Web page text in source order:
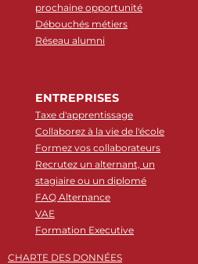
prochaine opportunité
Débouchés métiers
Réseau alumni
ENTREPRISES
Taxe d'apprentissage
Collaborez à la vie de l'école
Formez vos collaborateurs
Recrutez un alternant, un
stagiaire ou un diplomé
FAQ Alternance
VAE
Formation Executive
CHARTE DES DONNÉES